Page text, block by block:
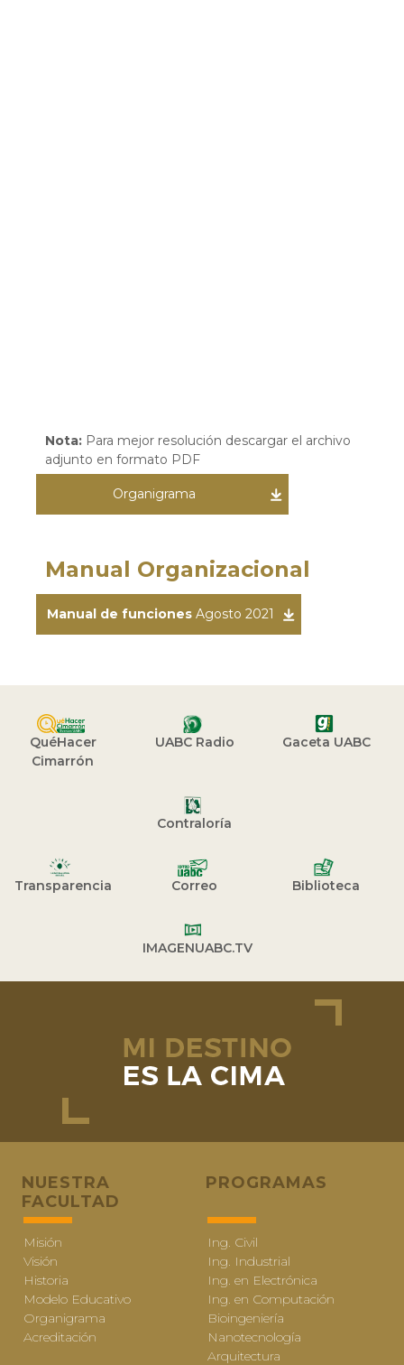
Nota: Para mejor resolución descargar el archivo
adjunto en formato PDF
Organigrama
Manual Organizacional
Manual de funciones Agosto 2021
QuéHacer
Cimarrón
UABC Radio Gaceta UABC
Contraloría
Transparencia Correo Biblioteca
IMAGENUABC.TV
NUESTRA
FACULTAD
Misión
Visión
Historia
Modelo Educativo
Organigrama
Acreditación
PROGRAMAS
Ing. Civil
Ing. Industrial
Ing. en Electrónica
Ing. en Computación
Bioingeniería
Nanotecnología
Arquitectura